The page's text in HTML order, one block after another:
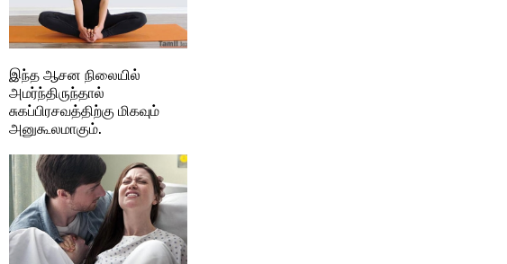
இந்த ஆசன நிலையில்
அமர்ந்திருந்தால்
சுகப்பிரசவத்திற்கு மிகவும்
அனுகூலமாகும்.